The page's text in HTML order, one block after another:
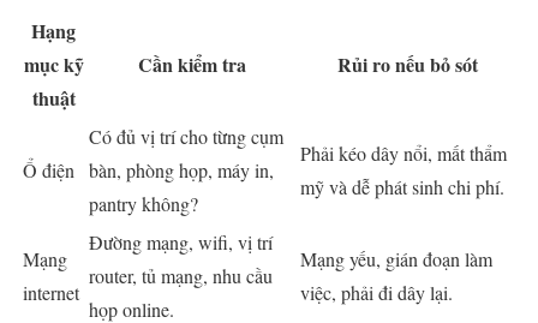
Hạng
mục kỹ
thuật
Cần kiểm tra Rủi ro nếu bỏ sót
Ổ điện
Có đủ vị trí cho từng cụm
bàn, phòng họp, máy in,
pantry không?
Phải kéo dây nổi, mất thẩm
mỹ và dễ phát sinh chi phí.
Mạng
internet
Đường mạng, wifi, vị trí
router, tủ mạng, nhu cầu
họp online.
Mạng yếu, gián đoạn làm
việc, phải đi dây lại.